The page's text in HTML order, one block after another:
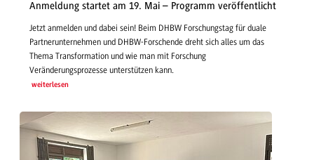
Anmeldung startet am 19. Mai – Programm veröffentlicht
Jetzt anmelden und dabei sein! Beim DHBW Forschungstag für duale
Partnerunternehmen und DHBW-Forschende dreht sich alles um das
Thema Transformation und wie man mit Forschung
Veränderungsprozesse unterstützen kann.
weiterlesen